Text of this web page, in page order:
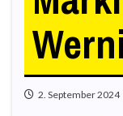
2. September 2024